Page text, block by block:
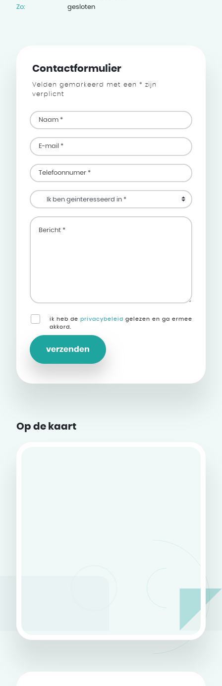
Zo:
gesloten
Contactformulier
Velden gemarkeerd met een * zijn
verplicht
ik heb de privacybeleid gelezen en ga ermee
akkord.
verzenden
Op de kaart